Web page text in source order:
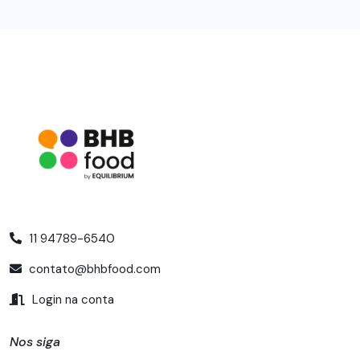
11 94789-6540
contato@bhbfood.com
Login na conta
Nos siga